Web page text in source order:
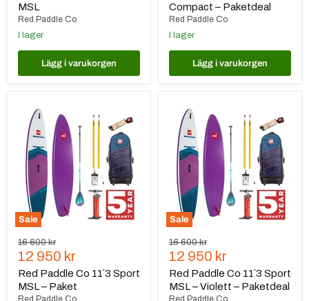
MSL
Red Paddle Co
I lager
Lägg i varukorgen
Compact – Paketdeal
Red Paddle Co
I lager
Lägg i varukorgen
Sale
Paddle
Sport
Paket
Ursprungspris
16 600 kr
Nuvarande
pris
12 950 kr
Red Paddle Co 11´3 Sport
MSL – Paket
Red Paddle Co
Sale
Paddle
Sport
Violett
Paketdeal
Ursprungspris
16 600 kr
Nuvarande
pris
12 950 kr
Red Paddle Co 11´3 Sport
MSL – Violett – Paketdeal
Red Paddle Co